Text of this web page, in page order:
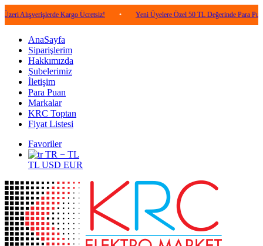
Kargo Ücretsiz! • Yeni Üyelere Özel 50 TL Değerinde Para Puan! •
AnaSayfa
Siparişlerim
Hakkımızda
Şubelerimiz
İletişim
Para Puan
Markalar
KRC Toptan
Fiyat Listesi
Favoriler
TR − TL
TL USD EUR